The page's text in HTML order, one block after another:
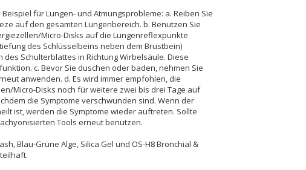
für Lungen- und Atmungsprobleme: a. Reiben Sie
auf den gesamten Lungenbereich. b. Benutzen Sie
Micro-Disks auf die Lungenreflexpunkte
des Schlüsselbeins neben dem Brustbein)
Schulterblattes in Richtung Wirbelsäule. Diese
c. Bevor Sie duschen oder baden, nehmen Sie
anwenden. d. Es wird immer empfohlen, die
Micro-Disks noch für weitere zwei bis drei Tage auf
die Symptome verschwunden sind. Wenn der
ist, werden die Symptome wieder auftreten. Sollte
Tools erneut benutzen.
Blau-Grüne Alge, Silica Gel und OS-H8 Bronchial &